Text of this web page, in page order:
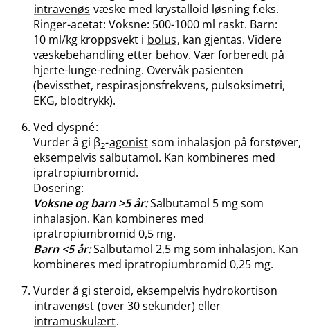
intravenøs væske med krystalloid løsning f.eks.
Ringer-acetat: Voksne: 500-1000 ml raskt. Barn:
10 ml/kg kroppsvekt i bolus, kan gjentas. Videre
væskebehandling etter behov. Vær forberedt på
hjerte-lunge-redning. Overvåk pasienten
(bevissthet, respirasjonsfrekvens, pulsoksimetri,
EKG, blodtrykk).
Ved dyspné:
Vurder å gi β2-agonist som inhalasjon på forstøver,
eksempelvis salbutamol. Kan kombineres med
ipratropiumbromid.
Dosering:
Voksne og barn >5 år:Salbutamol 5 mg som
inhalasjon. Kan kombineres med
ipratropiumbromid 0,5 mg.
Barn <5 år:Salbutamol 2,5 mg som inhalasjon. Kan
kombineres med ipratropiumbromid 0,25 mg.
Vurder å gi steroid, eksempelvis hydrokortison
intravenøst (over 30 sekunder) eller
intramuskulært.